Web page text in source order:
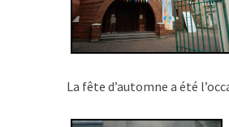
La fête d’automne a été